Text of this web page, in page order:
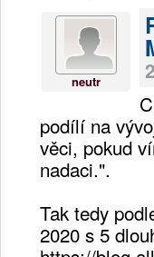
neutr
podílí na
věci, pokud
nadaci.".
Tak tedy
2020 s 5